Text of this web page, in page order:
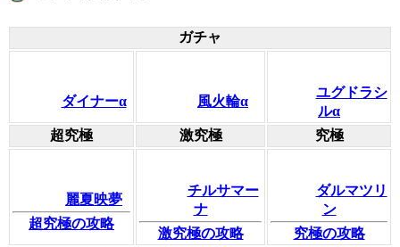
ガチャ
ダイナーα 風火輪α
ユグドラシ
ルα
超究極
激究極 究極
麗夏映夢
超究極の攻略
チルサマー
ナ
激究極の攻略
ダルマツリ
ン
究極の攻略